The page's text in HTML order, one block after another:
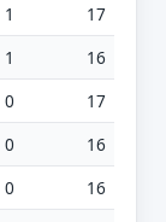
1
17
1
16
0
17
0
16
0
16